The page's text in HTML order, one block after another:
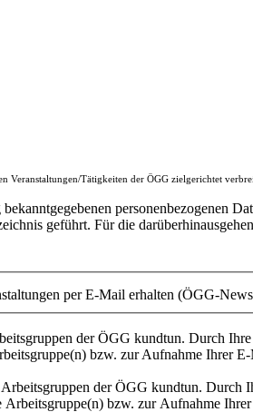
Veranstaltungen/Tätigkeiten der ÖGG zielgerichtet
personenbezogenen
geführt. Für die
per E-Mail erhalten (ÖGG-
der ÖGG kundtun. Durch
bzw. zur Aufnahme Ihrer
der ÖGG kundtun.
bzw. zur Aufnahme